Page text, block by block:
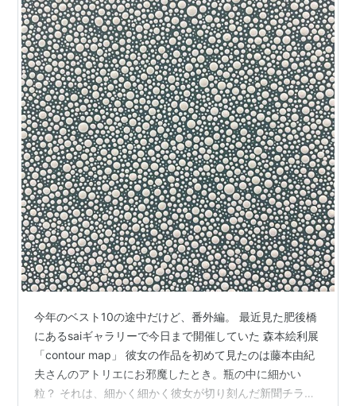
今年のベスト10の途中だけど、番外編。 最近見た肥後橋
にあるsaiギャラリーで今日まで開催していた 森本絵利展
「contour map」 彼女の作品を初めて見たのは藤本由紀
夫さんのアトリエにお邪魔したとき。瓶の中に細かい
粒？ それは、細かく細かく彼女が切り刻んだ新聞チラ